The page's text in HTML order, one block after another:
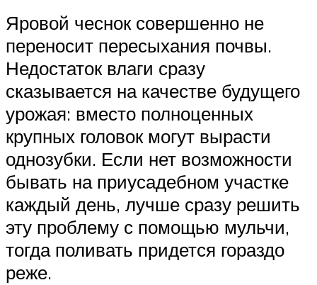
Яровой чеснок совершенно не
переносит пересыхания почвы.
Недостаток влаги сразу
сказывается на качестве будущего
урожая: вместо полноценных
крупных головок могут вырасти
однозубки. Если нет возможности
бывать на приусадебном участке
каждый день, лучше сразу решить
эту проблему с помощью мульчи,
тогда поливать придется гораздо
реже.